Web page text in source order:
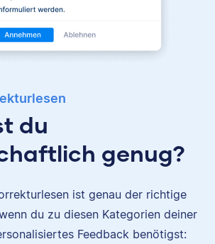
du
genug?
ist genau der richtige
du zu diesen Kategorien deiner
Feedback benötigst:
und
Nina